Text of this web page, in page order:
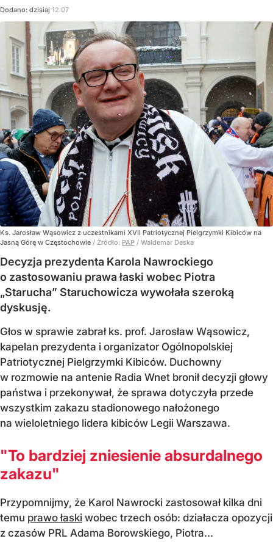
Dodano: dzisiaj 12:07
Ks. Jarosław Wąsowicz z uczestnikami XVII Patriotycznej Pielgrzymki Kibiców na
Jasną Górę w Częstochowie / Źródło: PAP / Waldemar Deska
Decyzja prezydenta Karola Nawrockiego
o zastosowaniu prawa łaski wobec Piotra
„Starucha” Staruchowicza wywołała szeroką
dyskusję.
Głos w sprawie zabrał ks. prof. Jarosław Wąsowicz,
kapelan prezydenta i organizator Ogólnopolskiej
Patriotycznej Pielgrzymki Kibiców. Duchowny
w rozmowie na antenie Radia Wnet bronił decyzji głowy
państwa i przekonywał, że sprawa dotyczyła przede
wszystkim zakazu stadionowego nałożonego
na wieloletniego lidera kibiców Legii Warszawa.
"To bardziej zniesienie absurdalnego
zakazu"
Przypomnijmy, że Karol Nawrocki zastosował kilka dni
temu prawo łaski wobec trzech osób: działacza opozycji
z czasów PRL Adama Borowskiego, Piotra...